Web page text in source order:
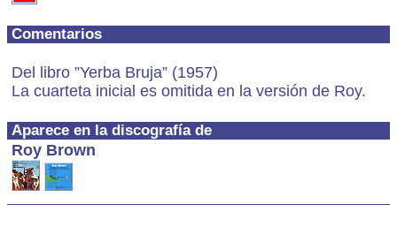
Comentarios
Del libro ”Yerba Bruja” (1957)
La cuarteta inicial es omitida en la versión de Roy.
Aparece en la discografía de
Roy Brown